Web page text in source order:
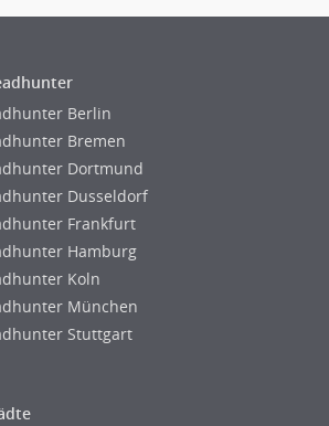
Berlin
Bremen
Dortmund
Dusseldorf
Frankfurt
Hamburg
Koln
München
Stuttgart